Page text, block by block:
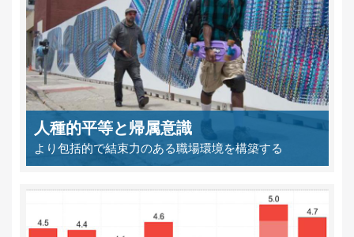
人種的平等と帰属意識
より包括的で結束力のある職場環境を構築する